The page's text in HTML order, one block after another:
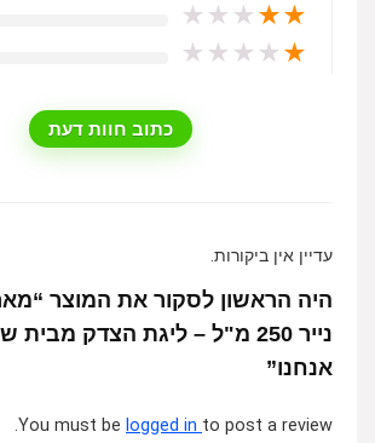
★
★
★
★
★
★
★
★
★
★
כתוב חוות דעת
עדיין אין ביקורות.
נייר 250 מ"ל – ליגת הצדק
אנחנו”
You must be logged in to post a review.